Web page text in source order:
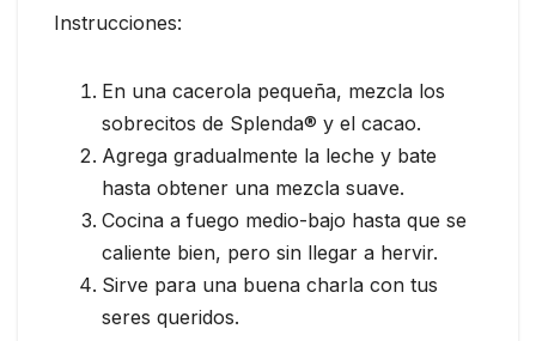
Instrucciones:
En una cacerola pequeña, mezcla los
sobrecitos de Splenda® y el cacao.
Agrega gradualmente la leche y bate
hasta obtener una mezcla suave.
Cocina a fuego medio-bajo hasta que se
caliente bien, pero sin llegar a hervir.
Sirve para una buena charla con tus
seres queridos.